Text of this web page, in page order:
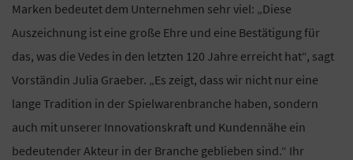
Marken bedeutet dem Unternehmen sehr viel: „Diese
Auszeichnung ist eine große Ehre und eine Bestätigung für
das, was die Vedes in den letzten 120 Jahre erreicht hat“, sagt
Vorständin Julia Graeber. „Es zeigt, dass wir nicht nur eine
lange Tradition in der Spielwarenbranche haben, sondern
auch mit unserer Innovationskraft und Kundennähe ein
bedeutender Akteur in der Branche geblieben sind.“ Ihr